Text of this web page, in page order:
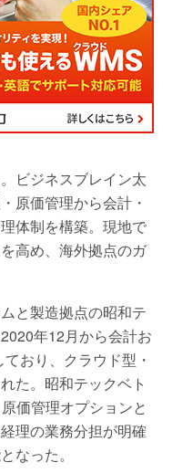
ビジネスブレイン太
原価管理から会計・
体制を構築。現地で
高め、海外拠点のガ
と製造拠点の昭和テ
年12月から会計お
おり、クラウド型・
た。昭和テックベト
価管理オプションと
理の業務分担が明確
なった。